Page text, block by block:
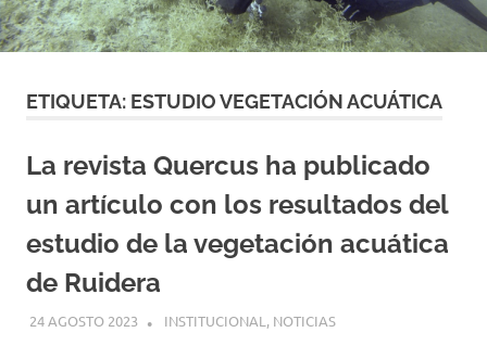
ETIQUETA: ESTUDIO VEGETACIÓN ACUÁTICA
La revista Quercus ha publicado
un artículo con los resultados del
estudio de la vegetación acuática
de Ruidera
24 AGOSTO 2023 GEMOSCLERA
INSTITUCIONAL , NOTICIAS